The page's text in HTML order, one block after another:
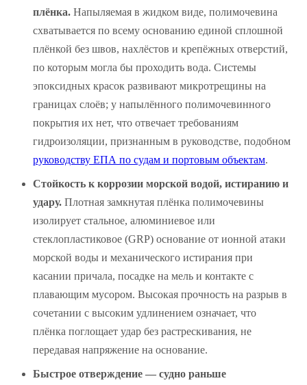
плёнка. Напыляемая в жидком виде, полимочевина
схватывается по всему основанию единой сплошной
плёнкой без швов, нахлёстов и крепёжных отверстий,
по которым могла бы проходить вода. Системы
эпоксидных красок развивают микротрещины на
границах слоёв; у напылённого полимочевинного
покрытия их нет, что отвечает требованиям
гидроизоляции, признанным в руководстве, подобном
руководству ЕПА по судам и портовым объектам.
Стойкость к коррозии морской водой, истиранию и
удару. Плотная замкнутая плёнка полимочевины
изолирует стальное, алюминиевое или
стеклопластиковое (GRP) основание от ионной атаки
морской воды и механического истирания при
касании причала, посадке на мель и контакте с
плавающим мусором. Высокая прочность на разрыв в
сочетании с высоким удлинением означает, что
плёнка поглощает удар без растрескивания, не
передавая напряжение на основание.
Быстрое отверждение — судно раньше